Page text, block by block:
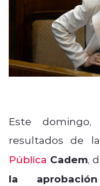
Este
resultados de
Pública Cadem,
la aprobación